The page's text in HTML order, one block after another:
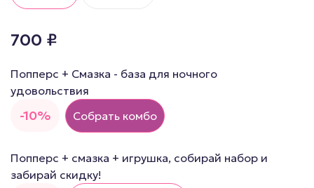
700 ₽
-10%
Попперс + Смазка - база для ночного
удовольствия
Собрать комбо
Попперс + смазка + игрушка, собирай набор и
забирай скидку!